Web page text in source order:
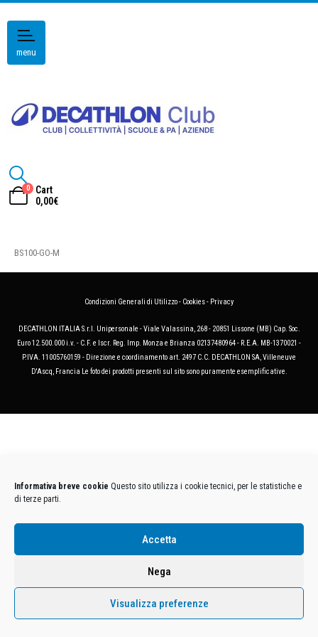
Informativa breve cookie Questo sito utilizza i cookie tecnici, per le statistiche e
di terze parti.
Accetta
Nega
Visualizza preferenze
menu
0
Cart
0,00€
BS100-GO-M
Condizioni Generali di Utilizzo- Cookies- Privacy
DECATHLON ITALIA S.r.l. Unipersonale - Viale Valassina, 268 - 20851 Lissone (MB) Cap. Soc.
Euro 12.500.000 i.v. - C.F. e Iscr. Reg. Imp. Monza e Brianza 02137480964 - R.E.A. MB-1370021 -
P.IVA. 11005760159 - Direzione e coordinamento art. 2497 C.C. DECATHLON SA, Villeneuve
D'Ascq, Francia Le foto dei prodotti presenti sul sito sono puramente esemplificative.